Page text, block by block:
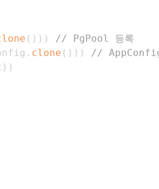
( ) ) )
// PgPool 등록
. clone ( ) ) )
//
) )